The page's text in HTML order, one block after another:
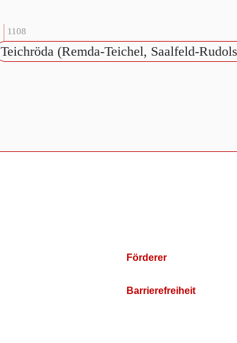
1108
Teichröda (Remda-Teichel, Saalfeld-
Förderer
Barrierefreiheit